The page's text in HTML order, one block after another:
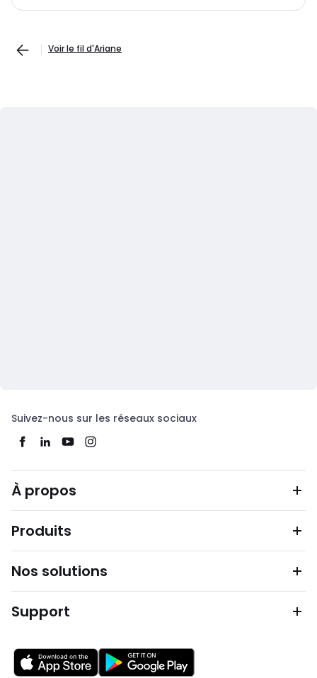
Voir le fil d'Ariane
Suivez-nous sur les réseaux sociaux
À propos
Produits
Nos solutions
Support